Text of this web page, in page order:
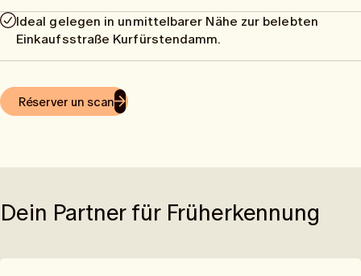
Ideal gelegen in unmittelbarer Nähe zur belebten
Einkaufsstraße Kurfürstendamm.
Réserver un scan
Dein Partner für Früherkennung